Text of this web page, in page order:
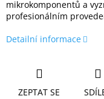
mikrokomponentů a
profesionálním
Detailní informace
ZEPTAT SE